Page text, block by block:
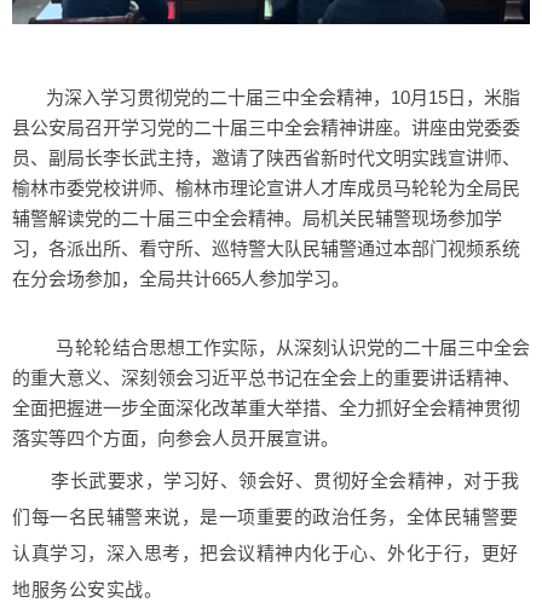
为深入学习贯彻党的二十届三中全会精神，10月15日，米脂
县公安局召开学习党的二十届三中全会精神讲座。讲座由党委委
员、副局长李长武主持，邀请了陕西省新时代文明实践宣讲师、
榆林市委党校讲师、榆林市理论宣讲人才库成员马轮轮为全局民
辅警解读党的二十届三中全会精神。局机关民辅警现场参加学
习，各派出所、看守所、巡特警大队民辅警通过本部门视频系统
在分会场参加，全局共计665人参加学习。
马轮轮结合思想工作实际，从深刻认识党的二十届三中全会
的重大意义、深刻领会习近平总书记在全会上的重要讲话精神、
全面把握进一步全面深化改革重大举措、全力抓好全会精神贯彻
落实等四个方面，向参会人员开展宣讲。
李长武要求，学习好、领会好、贯彻好全会精神，对于我
们每一名民辅警来说，是一项重要的政治任务，全体民辅警要
认真学习，深入思考，把会议精神内化于心、外化于行，更好
地服务公安实战。